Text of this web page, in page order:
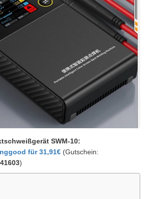
SWM-10:
für 31,91€ (Gutschein:
)